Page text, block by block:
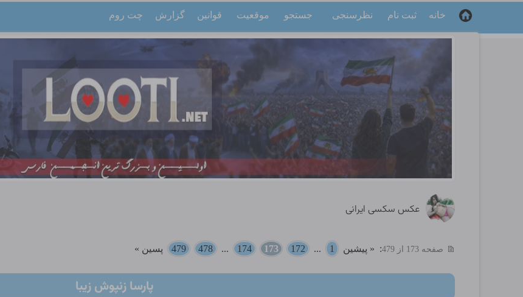
خانه ثبت نام نظرسنجی جستجو موقعیت قوانین گزارش چت روم
عکس سکسی ایرانی
صفحه 173 از 479 : « پیشین 1
...
172
173
174
...
478
479 پسین »
پارسا زنپوش زیبا